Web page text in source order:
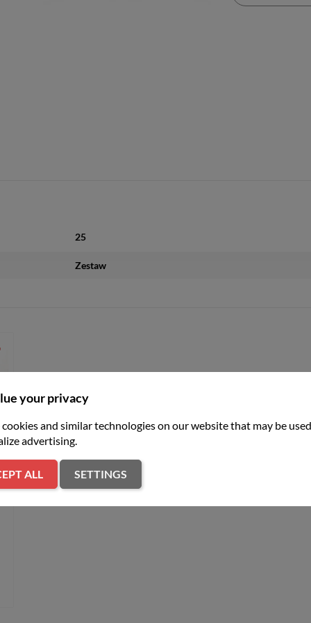
25
Zestaw
your privacy
cookies and similar technologies on our website that may be
advertising.
ALL SETTINGS